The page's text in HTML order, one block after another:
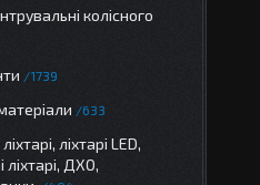
колісного
1739
633
ліхтарі LED,
ліхтарі, ДХО,